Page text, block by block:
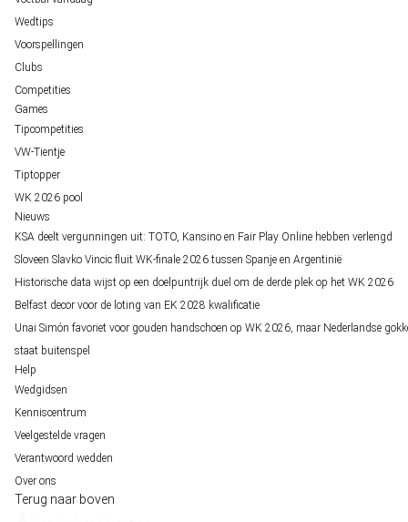
Wedtips
Voorspellingen
Clubs
Competities
Games
Tipcompetities
VW-Tientje
Tiptopper
WK 2026 pool
Nieuws
KSA deelt vergunningen uit: TOTO, Kansino en Fair Play Online hebben verlengd
Sloveen Slavko Vincic fluit WK-finale 2026 tussen Spanje en Argentinië
Historische data wijst op een doelpuntrijk duel om de derde plek op het WK 2026
Belfast decor voor de loting van EK 2028 kwalificatie
Unai Simón favoriet voor gouden handschoen op WK 2026, maar Nederlandse
staat buitenspel
Help
Wedgidsen
Kenniscentrum
Veelgestelde vragen
Verantwoord wedden
Over ons
Terug naar boven